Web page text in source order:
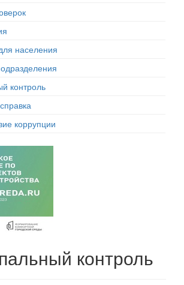
населения
контроль
коррупции
контроль